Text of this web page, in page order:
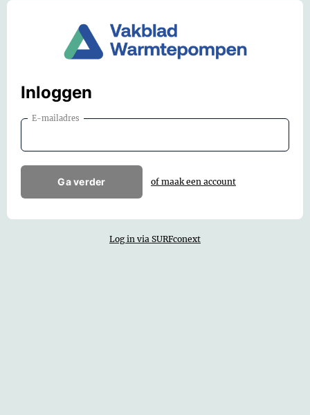
Inloggen
E-mailadres
Ga verder of maak een account
Log in via SURFconext